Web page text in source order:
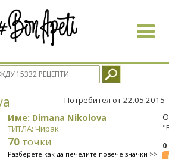
Toggle
Потребител от 22.05.2015
Име: Dimana Nikolova
ТИТЛА: Чирак
70 точки
Разберете как да печелите повече значки >>